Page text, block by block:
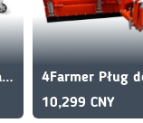
4Farmer Zamiatarka 200 cm do traktora z koszem, pojemnikie
10,299 CNY